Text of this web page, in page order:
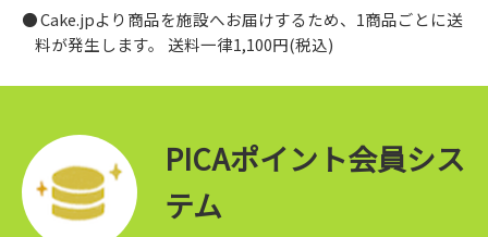
Cake.jpより商品を施設へお届けするため、1商品ごとに送
料が発生します。 送料一律1,100円(税込)
PICAポイント会員シス
テム